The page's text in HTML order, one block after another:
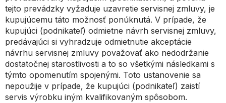
tejto prevádzky vyžaduje uzavretie servisnej zmluvy, je
kupujúcemu táto možnosť ponúknutá. V prípade, že
kupujúci (podnikateľ) odmietne návrh servisnej zmluvy,
predávajúci si vyhradzuje odmietnutie akceptácie
návrhu servisnej zmluvy považovať ako nedodržanie
dostatočnej starostlivosti a to so všetkými následkami s
týmto opomenutím spojenými. Toto ustanovenie sa
nepoužije v prípade, že kupujúci (podnikateľ) zaistí
servis výrobku iným kvalifikovaným spôsobom.